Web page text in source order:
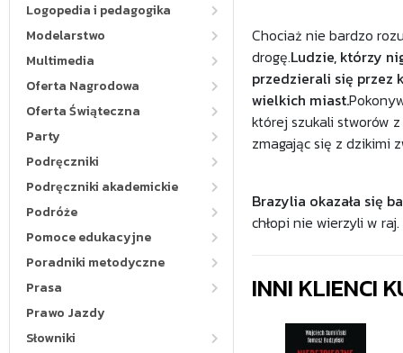
Logopedia i pedagogika
Modelarstwo
Multimedia
Oferta Nagrodowa
Oferta Świąteczna
Party
Podręczniki
Podręczniki akademickie
Podróże
Pomoce edukacyjne
Poradniki metodyczne
Prasa
Prawo Jazdy
Słowniki
Chociaż nie bardzo
drogę.Ludzie, którzy
przedzierali się przez
wielkich miast.
której szukali stworów
zmagając się z dzikimi
Brazylia okazała się
chłopi nie wierzyli w
INNI KLIENCI